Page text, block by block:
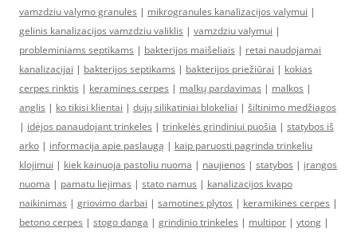
vamzdziu valymo granules | mikrogranules kanalizacijos valymui |
gelinis kanalizacijos vamzdziu valiklis | vamzdziu valymui |
probleminiams septikams | bakterijos maišeliais | retai naudojamai
kanalizacijai | bakterijos septikams | bakterijos priežiūrai | kokias
cerpes rinktis | keramines cerpes | malkų pardavimas | malkos |
anglis | ko tikisi klientai | dujų silikatiniai blokeliai | šiltinimo medžiagos
| idėjos panaudojant trinkeles | trinkelės grindiniui puošia | statybos iš
arko | informacija apie paslaugą | kaip paruosti pagrinda trinkeliu
klojimui | kiek kainuoja pastoliu nuoma | naujienos | statybos | įrangos
nuoma | pamatu liejimas | stato namus | kanalizacijos kvapo
naikinimas | griovimo darbai | samotines plytos | keramikines cerpes |
betono cerpes | stogo danga | grindinio trinkeles | multipor | ytong |